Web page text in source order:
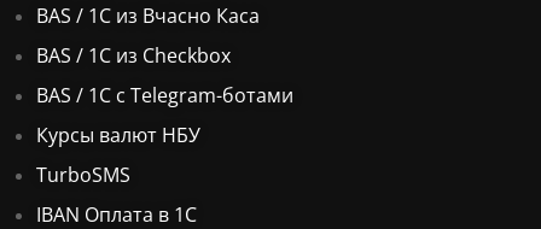
BAS / 1С из Вчасно Каса
BAS / 1С из Checkbox
BAS / 1С с Telegram-ботами
Курсы валют НБУ
TurboSMS
IBAN Оплата в 1С